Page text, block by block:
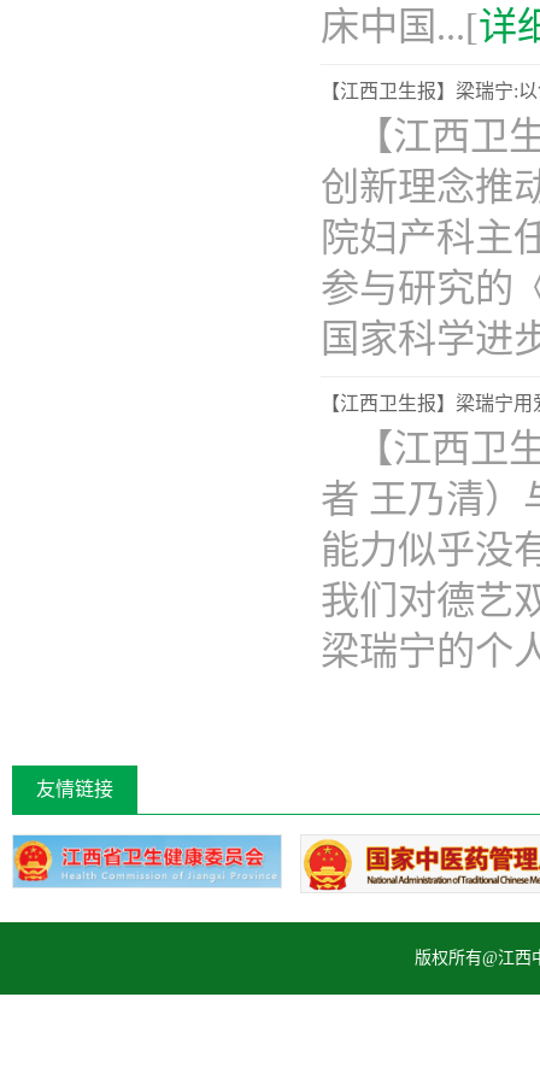
床​中国...[详
【江西卫生报】梁瑞宁:
【江西卫
创新理念推
院妇产科
参与研究的
国家科学进
【江西卫生报】梁瑞宁
【江西卫
者 王乃清）
能力似乎没
我们对德艺
梁瑞宁的个
友情链接
版权所有@江西